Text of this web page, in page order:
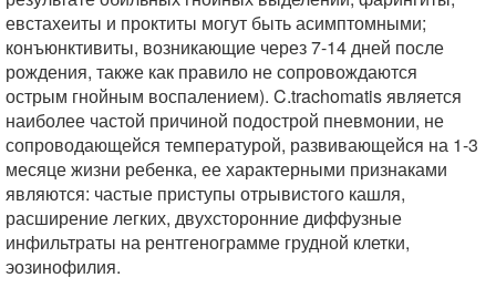
евстахеиты и проктиты могут быть асимптомными;
конъюнктивиты, возникающие через 7-14 дней после
рождения, также как правило не сопровождаются
острым гнойным воспалением). C.trachomatis является
наиболее частой причиной подострой пневмонии, не
сопроводающейся температурой, развивающейся на 1-3
месяце жизни ребенка, ее характерными признаками
являются: частые приступы отрывистого кашля,
расширение легких, двухсторонние диффузные
инфильтраты на рентгенограмме грудной клетки,
эозинофилия.